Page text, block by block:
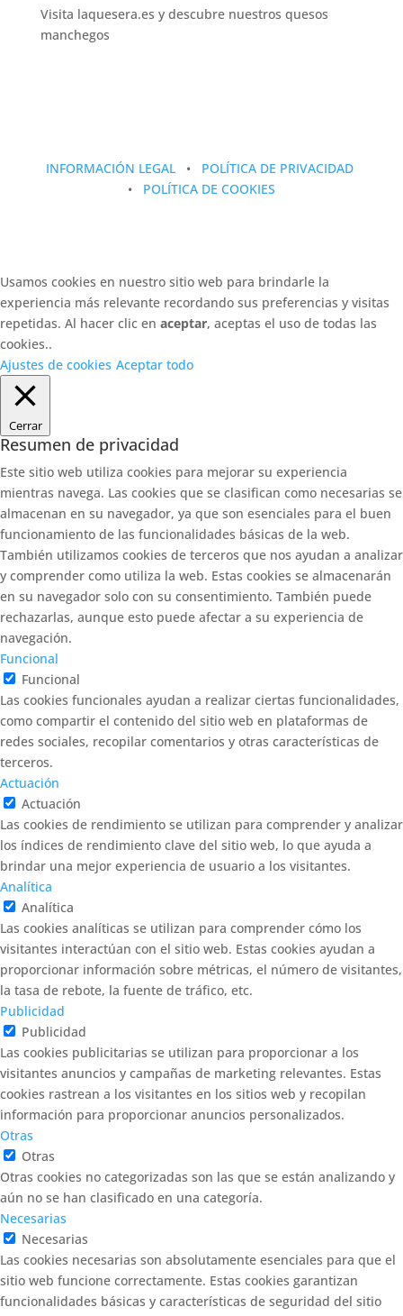
Visita laquesera.es y descubre nuestros quesos
manchegos
INFORMACIÓN LEGAL• POLÍTICA DE PRIVACIDAD
•
POLÍTICA DE COOKIES
Usamos cookies en nuestro sitio web para brindarle la
experiencia más relevante recordando sus preferencias y visitas
repetidas. Al hacer clic en aceptar, aceptas el uso de todas las
cookies..
Ajustes de cookies Aceptar todo
Cerrar
Resumen de privacidad
Este sitio web utiliza cookies para mejorar su experiencia
mientras navega. Las cookies que se clasifican como necesarias se
almacenan en su navegador, ya que son esenciales para el buen
funcionamiento de las funcionalidades básicas de la web.
También utilizamos cookies de terceros que nos ayudan a analizar
y comprender como utiliza la web. Estas cookies se almacenarán
en su navegador solo con su consentimiento. También puede
rechazarlas, aunque esto puede afectar a su experiencia de
navegación.
Funcional
Funcional
Las cookies funcionales ayudan a realizar ciertas funcionalidades,
como compartir el contenido del sitio web en plataformas de
redes sociales, recopilar comentarios y otras características de
terceros.
Actuación
Actuación
Las cookies de rendimiento se utilizan para comprender y analizar
los índices de rendimiento clave del sitio web, lo que ayuda a
brindar una mejor experiencia de usuario a los visitantes.
Analítica
Analítica
Las cookies analíticas se utilizan para comprender cómo los
visitantes interactúan con el sitio web. Estas cookies ayudan a
proporcionar información sobre métricas, el número de visitantes,
la tasa de rebote, la fuente de tráfico, etc.
Publicidad
Publicidad
Las cookies publicitarias se utilizan para proporcionar a los
visitantes anuncios y campañas de marketing relevantes. Estas
cookies rastrean a los visitantes en los sitios web y recopilan
información para proporcionar anuncios personalizados.
Otras
Otras
Otras cookies no categorizadas son las que se están analizando y
aún no se han clasificado en una categoría.
Necesarias
Necesarias
Las cookies necesarias son absolutamente esenciales para que el
sitio web funcione correctamente. Estas cookies garantizan
funcionalidades básicas y características de seguridad del sitio